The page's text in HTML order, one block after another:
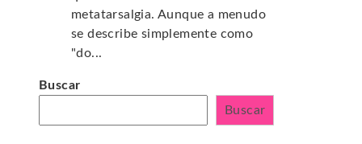
metatarsalgia. Aunque a menudo
se describe simplemente como
"do...
Buscar
Buscar